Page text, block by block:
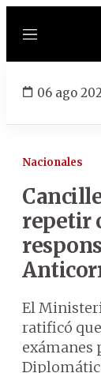
Menú
06 ago
Nacionales
repetir
El
ratificó
exámanes